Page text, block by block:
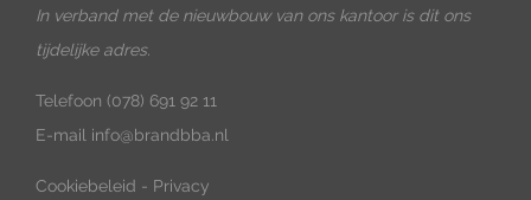
In verband met de nieuwbouw van ons kantoor is dit ons
tijdelijke adres.
Telefoon (078) 691 92 11
E-mail info@brandbba.nl
Cookiebeleid - Privacy